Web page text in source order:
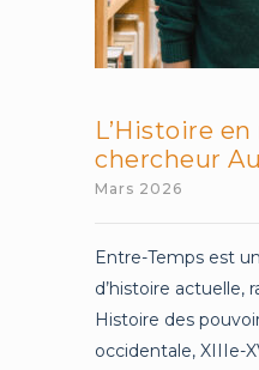
L’Histoire
chercheur
Mars 2026
Entre-Temps est
d’histoire actuelle,
Histoire des
occidentale, XIIIe-